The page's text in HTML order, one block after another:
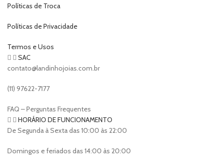
Políticas de Troca
Políticas de Privacidade
Termos e Usos
SAC
contato@landinhojoias.com.br
(11) 97622-7177
FAQ – Perguntas Frequentes
HORÁRIO DE FUNCIONAMENTO
De Segunda à Sexta das 10:00 às 22:00
Domingos e feriados das 14:00 às 20:00